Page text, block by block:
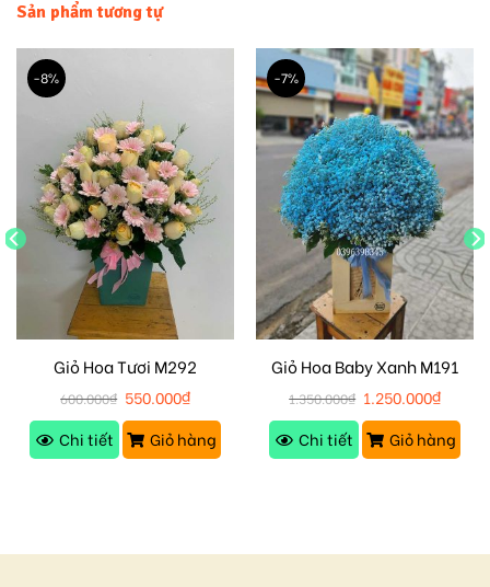
Sản phẩm tương tự
-8%
Giỏ Hoa Tươi M292
600.000₫ 550.000₫
Chi tiết
Giỏ hàng
-7%
Giỏ Hoa Baby Xanh M191
1.350.000₫ 1.250.000₫
Chi tiết
Giỏ hàng